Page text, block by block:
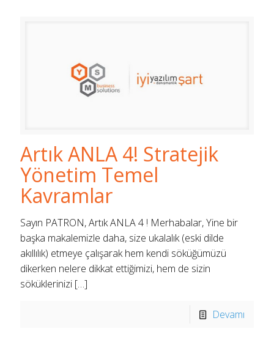
Artık ANLA 4! Stratejik
Yönetim Temel
Kavramlar
Sayın PATRON, Artık ANLA 4 ! Merhabalar, Yine bir
başka makalemizle daha, size ukalalık (eski dilde
akıllılık) etmeye çalışarak hem kendi söküğümüzü
dikerken nelere dikkat ettiğimizi, hem de sizin
söküklerinizi […]
Devamı